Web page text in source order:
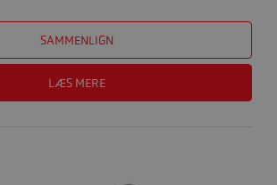
SAMMENLIGN
LÆS MERE